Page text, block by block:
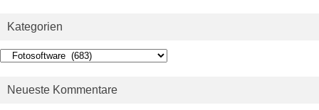
Kategorien
Kategorien
Neueste Kommentare